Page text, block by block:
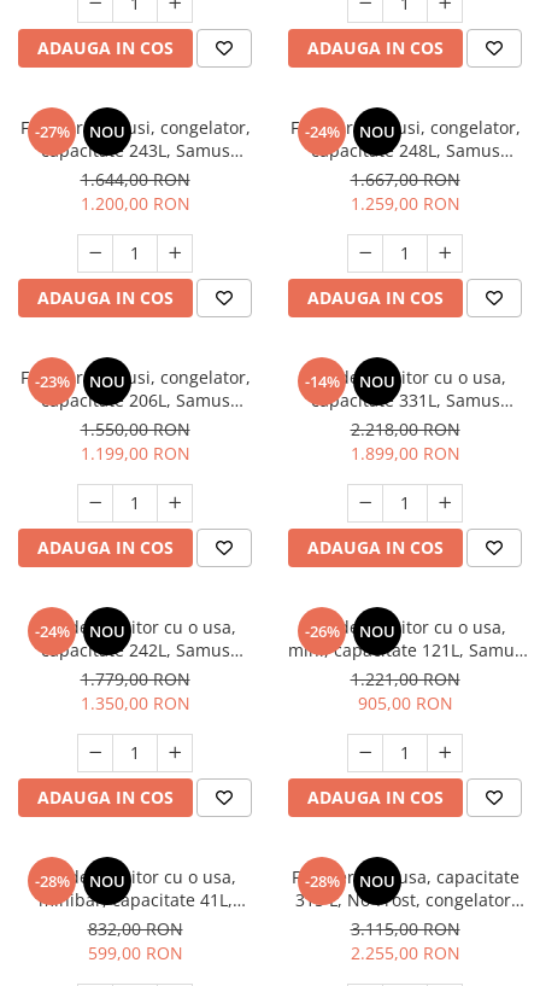
Masini de spalat vase incorporabile
Masini de spalat vase
Motoburghiu/Foreza pamant
Pachete Incorporabile
Pirostrii & Arzatoare
Pompe de stropit
Radiatoare
Sere
Sobe pe gaz & electrice
Suflante & Aspiratoare
Aspiratoare
Suflante Frunze
Unelte Gradinarit
Aparate de aer conditionat
Ventilatoare
Zootehnie
Incubatoare oua
ADAUGA IN COS ADAUGA IN COS
-27% NOU
Frigider cu 2 usi, congelator,
capacitate 243L, Samus
SW384E
1.644,00 RON
1.200,00 RON
ADAUGA IN COS
-24% NOU
Frigider cu 2 usi, congelator,
capacitate 248L, Samus
SW344E
1.667,00 RON
1.259,00 RON
ADAUGA IN COS
-23% NOU
Frigider cu 2 usi, congelator,
capacitate 206L, Samus
SX284E
1.550,00 RON
1.199,00 RON
ADAUGA IN COS
-14% NOU
Frigider, racitor cu o usa,
capacitate 331L, Samus
SR456E
2.218,00 RON
1.899,00 RON
ADAUGA IN COS
-24% NOU
Frigider, racitor cu o usa,
capacitate 242L, Samus
SR296E
1.779,00 RON
1.350,00 RON
ADAUGA IN COS
-26% NOU
Frigider, racitor cu o usa,
mini, capacitate 121L, Samus
SR152
1.221,00 RON
905,00 RON
ADAUGA IN COS
-28% NOU
Frigider, racitor cu o usa,
minibar, capacitate 41L,
Samus SW064E
832,00 RON
599,00 RON
-28% NOU
Frigider cu o usa, capacitate
315 L, No-Frost, congelator,
bleu, FRAM
3.115,00 RON
2.255,00 RON